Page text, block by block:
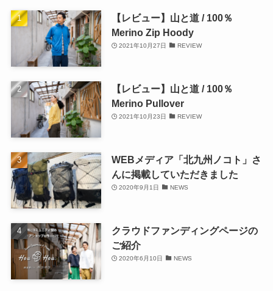
【レビュー】山と道 / 100％
Merino Zip Hoody
2021年10月27日 REVIEW
【レビュー】山と道 / 100％
Merino Pullover
2021年10月23日 REVIEW
WEBメディア「北九州ノコト」さ
んに掲載していただきました
2020年9月1日 NEWS
クラウドファンディングページの
ご紹介
2020年6月10日 NEWS